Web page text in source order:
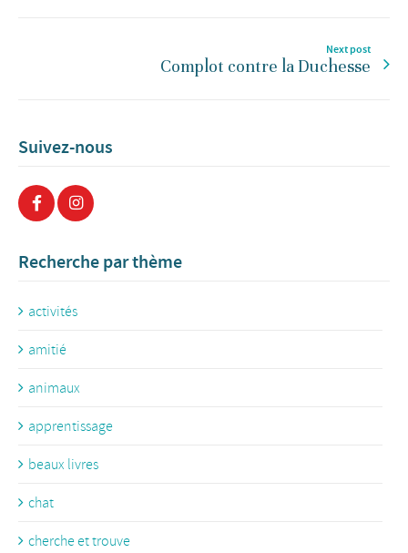
Next post
Complot contre la Duchesse
Suivez-nous
Recherche par thème
activités
amitié
animaux
apprentissage
beaux livres
chat
cherche et trouve